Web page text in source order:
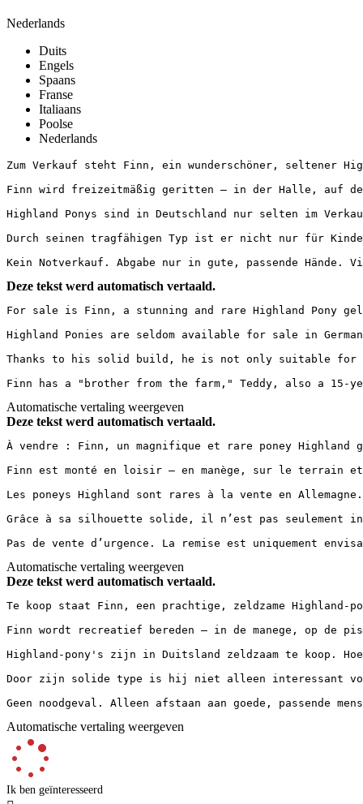
Nederlands
Duits
Engels
Spaans
Franse
Italiaans
Poolse
Nederlands
Zum Verkauf steht Finn, ein wunderschöner, seltener
Finn wird freizeitmäßig geritten – in der Halle, auf
Highland Ponys sind in Deutschland nur selten im
Durch seinen tragfähigen Typ ist er nicht nur für
Kein Notverkauf. Abgabe nur in gute, passende Hände.
Deze tekst werd automatisch vertaald.
For sale is Finn, a stunning and rare Highland Pony
Highland Ponies are seldom available for sale in
Thanks to his solid build, he is not only suitable for
Finn has a "brother from the farm," Teddy, also a
Automatische vertaling weergeven
Deze tekst werd automatisch vertaald.
À vendre : Finn, un magnifique et rare poney
Finn est monté en loisir – en manège, sur le terrain
Les poneys Highland sont rares à la vente en
Grâce à sa silhouette solide, il n’est pas
Pas de vente d’urgence. La remise est uniquement
Automatische vertaling weergeven
Deze tekst werd automatisch vertaald.
Te koop staat Finn, een prachtige, zeldzame
Finn wordt recreatief bereden – in de manege, op de
Highland-pony's zijn in Duitsland zeldzaam te koop.
Door zijn solide type is hij niet alleen interessant
Geen noodgeval. Alleen afstaan aan goede, passende
Automatische vertaling weergeven
Ik ben geïnteresseerd